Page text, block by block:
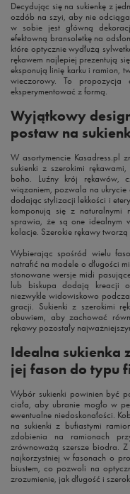
Decydując się na sukienkę z
ozdób na szyi, aby nie
w sobie jest główną
efektowną bransoletkę na
które optycznie wydłużą
rękawem najlepiej prezentują
eksponują linię karku i ramion,
wieczorowy. To
eksperymentować z formą.
Wyjątkowy
postaw na
W asortymencie Kasadress.pl
sukienki z szerokimi
boho. Luźny krój rękawów,
wiązaniem, pozwala na ukrycie
dodając stylizacji lekkości i
komponują się z naturalnymi
sprawia, że są one idealnym
kolacje. Szerokie rękawy
Wybierając spośród wielu
natrafić na modele o długości
stonowane wersje midi
lub biskupa dodają kreacji
niezwykle widowiskowo
gracji. Sukienki z szerokimi
obuwiem, aby zachować
rękawy pozostały
Idealna sukienka
jej fason do typu
Wybór sukienki powinien być
ciała, aby ubranie mogło w
ewentualne niedoskonałości.
na sukienki z bufiastymi
zdobienia na ramionach
zrównoważą szersze biodra.
najkorzystniej w fasonach o
biustem, co pozwoli na
zrozumienie, jak długość i